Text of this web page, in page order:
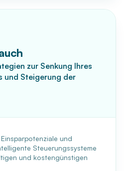
zur Senkung Ihres
und Steigerung der
und
Steuerungssysteme
und kostengünstigen